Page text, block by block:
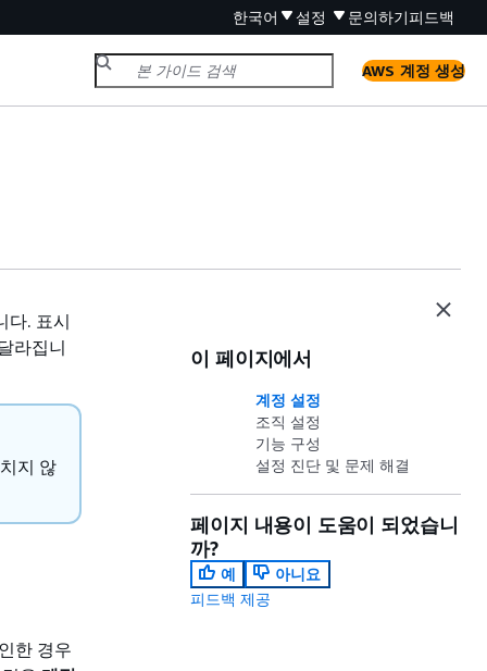
한국어 설정 문의하기피드백
AWS 계정 생성
다. 표시
라집니
지 않
한 경우
이 페이지에서
계정 설정
조직 설정
기능 구성
설정 진단 및 문제 해결
페이지 내용이 도움이 되었습니
까?
예
아니요
피드백 제공